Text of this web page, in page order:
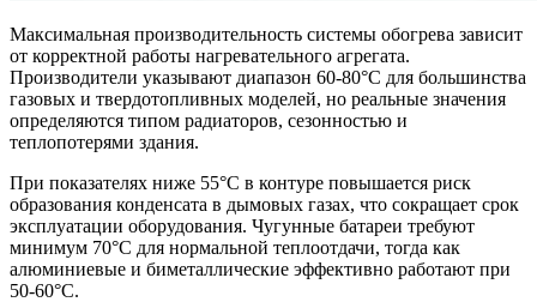
Максимальная производительность системы обогрева зависит
от корректной работы нагревательного агрегата.
Производители указывают диапазон 60-80°C для большинства
газовых и твердотопливных моделей, но реальные значения
определяются типом радиаторов, сезонностью и
теплопотерями здания.
При показателях ниже 55°C в контуре повышается риск
образования конденсата в дымовых газах, что сокращает срок
эксплуатации оборудования. Чугунные батареи требуют
минимум 70°C для нормальной теплоотдачи, тогда как
алюминиевые и биметаллические эффективно работают при
50-60°C.